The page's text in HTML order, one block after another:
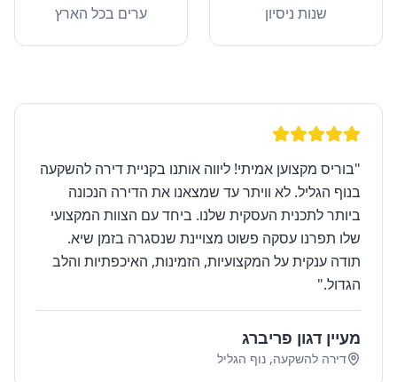
שנות ניסיון ערים בכל הארץ
"בוריס מקצוען אמיתי! ליווה אותנו בקניית דירה להשקעה
בנוף הגליל. לא וויתר עד שמצאנו את הדירה הנכונה
ביותר לתכנית העסקית שלנו. ביחד עם הצוות המקצועי
שלו תפרנו עסקה פשוט מצויינת שנסגרה בזמן שיא.
תודה ענקית על המקצועיות, הזמינות, האיכפתיות והלב
הגדול."
מעיין דגון פריברג
דירה להשקעה, נוף הגליל